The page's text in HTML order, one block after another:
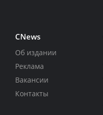
CNews
Об издании
Реклама
Вакансии
Контакты